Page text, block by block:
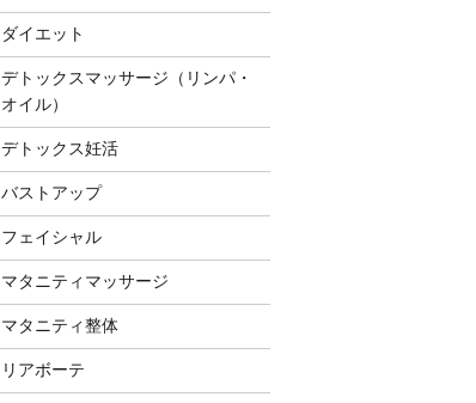
ダイエット
デトックスマッサージ（リンパ・
オイル）
デトックス妊活
バストアップ
フェイシャル
マタニティマッサージ
マタニティ整体
リアボーテ